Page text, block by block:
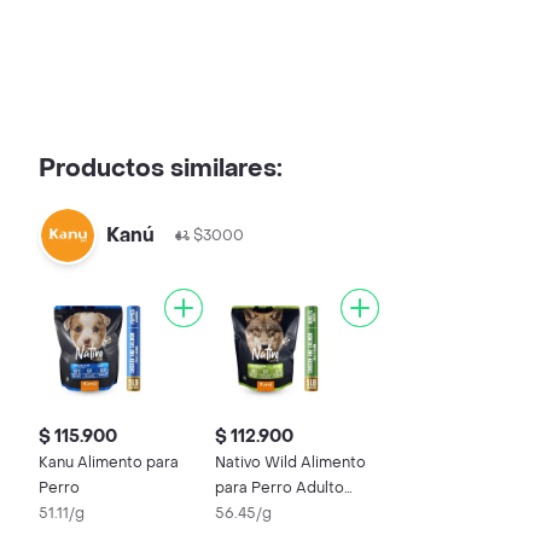
Productos similares:
Kanú $3000
$ 115.900
Kanu Alimento para
Perro
51.11/g
$ 112.900
Nativo Wild Alimento
para Perro Adulto
Pollo y Salmón 5lb
56.45/g